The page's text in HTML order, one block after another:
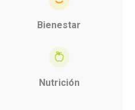
Bienestar
Nutrición